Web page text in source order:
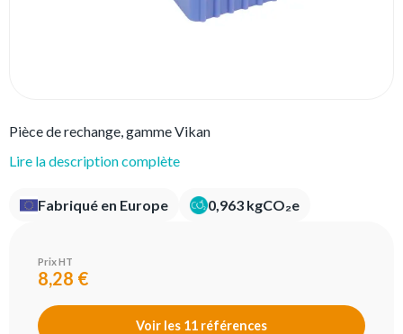
Pièce de rechange, gamme Vikan
Lire la description complète
Fabriqué en Europe 0,963 kgCO₂e
Prix HT
8,28 €
Voir les 11 références